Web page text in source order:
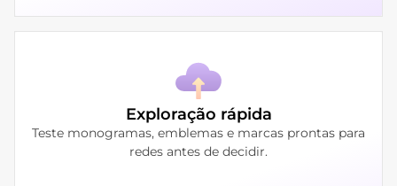
Exploração rápida
Teste monogramas, emblemas e marcas prontas para
redes antes de decidir.